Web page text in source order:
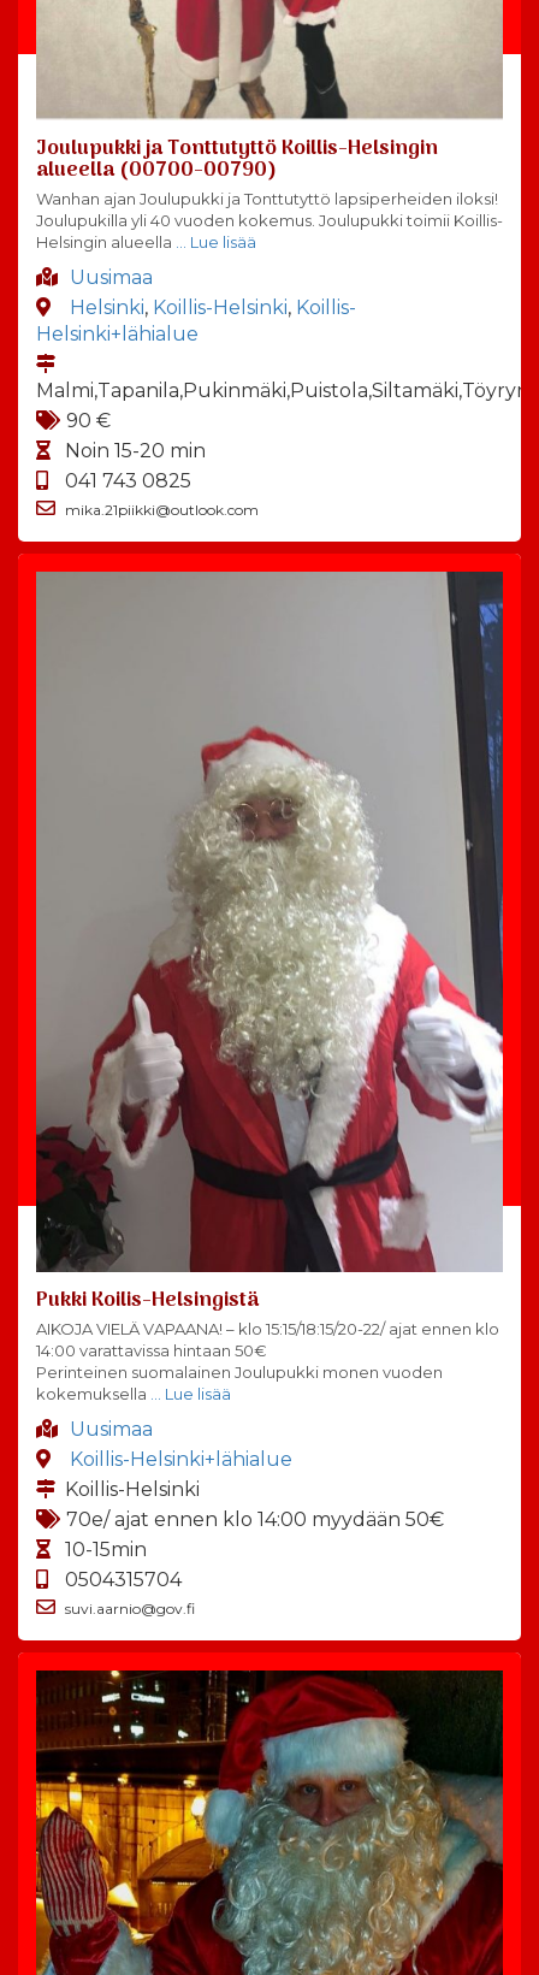
Joulupukki ja Tonttutyttö Koillis-Helsingin
alueella (00700-00790)
Wanhan ajan Joulupukki ja Tonttutyttö lapsiperheiden iloksi!
Joulupukilla yli 40 vuoden kokemus. Joulupukki toimii Koillis-
Helsingin alueella … Lue lisää
Uusimaa
Helsinki, Koillis-Helsinki, Koillis-
Helsinki+lähialue
90 €
Noin 15-20 min
041 743 0825
mika.21piikki@outlook.com
Pukki Koilis-Helsingistä
AIKOJA VIELÄ VAPAANA! – klo 15:15/18:15/20-22/ ajat ennen klo
14:00 varattavissa hintaan 50€
Perinteinen suomalainen Joulupukki monen vuoden
kokemuksella … Lue lisää
Uusimaa
Koillis-Helsinki+lähialue
Koillis-Helsinki
70e/ ajat ennen klo 14:00 myydään 50€
10-15min
0504315704
suvi.aarnio@gov.fi